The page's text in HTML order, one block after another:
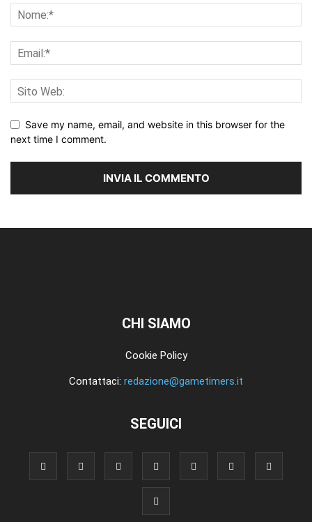
Save my name, email, and website in this browser for the
next time I comment.
CHI SIAMO
Cookie Policy
Contattaci: redazione@gametimers.it
SEGUICI